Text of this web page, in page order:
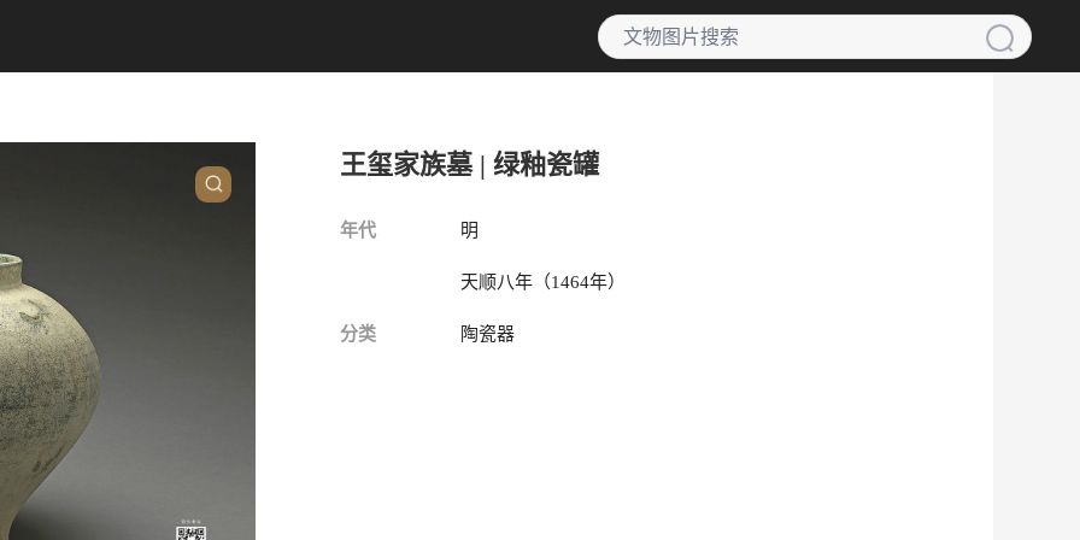
王玺家族墓 | 绿釉瓷罐
年代 明
天顺八年（1464年）
分类 陶瓷器